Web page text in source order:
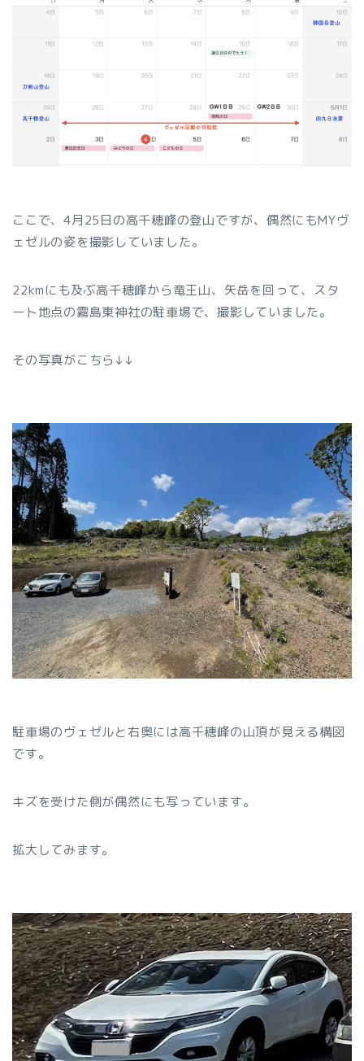
ここで、4月25日の高千穂峰の登山ですが、偶然にもMYヴ
ェゼルの姿を撮影していました。
22kmにも及ぶ高千穂峰から竜王山、矢岳を回って、スタ
ート地点の霧島東神社の駐車場で、撮影していました。
その写真がこちら↓↓
駐車場のヴェゼルと右奥には高千穂峰の山頂が見える構図
です。
キズを受けた側が偶然にも写っています。
拡大してみます。